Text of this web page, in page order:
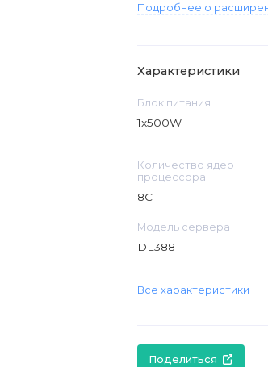
Подробнее о
Характеристики
Блок питания
1x500W
Количество ядер
процессора
8C
Модель сервера
DL388
Все характеристики
Поделиться